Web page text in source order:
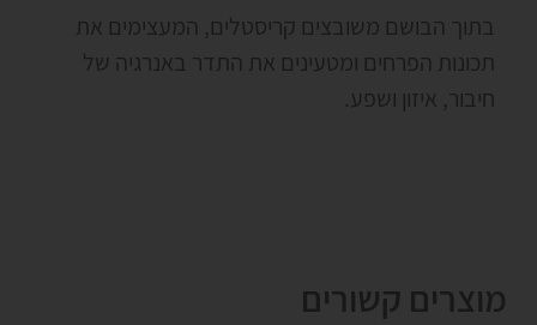
בתוך הבושם משובצים קריסטלים, המעצימים את
תכונות הפרחים ומטעינים את התדר באנרגיה של
חיבור, איזון ושפע.
מוצרים קשורים